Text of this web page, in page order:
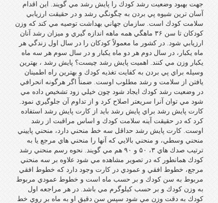
جهت بهبود وضعيت رشد كودك را پايش رشد مي گويند. اين اقدام
آسان ترين شيوه پي بردن به چگونگي رشد و در حقيقت ارزيابي
سلامت كودك است. سازمان جهاني بهداشت توصيه مي كند كه وزن
كودكان تا سن ۳۶ ماهگي همه ماهه اندازه گيري و ميزان رشد آنان
ارزيابي شود. در كشور ما معمولاً كودكان را در سال اول زندگي هر
ماه يكبار، در سال دوم هر دو ماه يكبار و در سال سوم هر سه ماه
يكبار وزن مي كنند. اهميت پايش رشد چيست؟ پايش رشد ، بهترين
وسيله براي پي بردن به كفايت تغذيه كودك و بهترين راه اطمينان
يافتن از سلامت و رشد مطلوب اوست. ضمناً اگر هرگونه انحرافي
در وضعيت رشد كودك ايجاد شود چون خيلي زود تشخيص داده مي
شود مي توان آنرا سريعتر اصلاح كرد و از تداوم آن جلوگيري نمود.
كارت پايش رشد براي پايش رشد بايد از كارت پايش رشد استفاده
كرد كه در حقيقت آينه سلامت كودك و اساس مراقبت از رشد
اوست. كارت پايش رشد حداقل سه خط منحني دارد، منحني پاييني
منحني وسطي، و منحني بالايي كه آنها را منحني هاي مرجع يا به
ترتيب صدك هاي ۳، ۵۰ و ۹۰ هم مي گويند. نحوه رسم منحني رشد
كودك همانطور كه در تصوير مشاهده مي شود علاوه بر سه منحني
مرجع، خطوط افقي و عمودي در كارت وجود دارد كه خطوط افقي
مربوط به سن كودك و بر حسب ماه است و خطوط عمودي مربوط
به وزن كودك و بر حسب كيلوگرم مي باشد. در هر مراجعه اول
كودك به دقت وزن مي شود سپس سن دقيق او به ماه بر روي خط